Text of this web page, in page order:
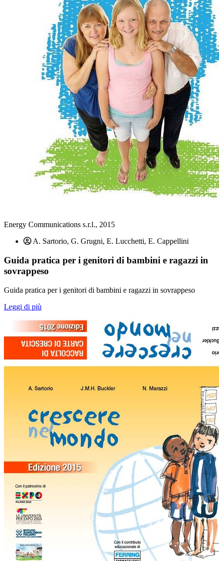
Energy Communications s.r.l., 2015
A. Sartorio, G. Grugni, E. Lucchetti, E. Cappellini
Guida pratica per i genitori di bambini e ragazzi in
sovrappeso
Guida pratica per i genitori di bambini e ragazzi in sovrappeso
Leggi di più